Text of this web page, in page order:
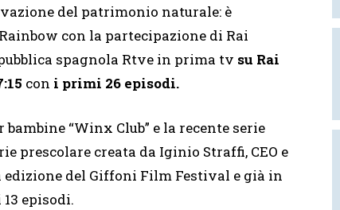
del patrimonio naturale: è
con la partecipazione di Rai
spagnola Rtve in prima tv su Rai
con i primi 26 episodi.
“Winx Club” e la recente serie
prescolare creata da Iginio Straffi, CEO e
edizione del Giffoni Film Festival e già in
episodi.